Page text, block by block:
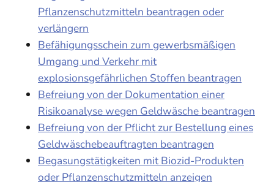
Pflanzenschutzmitteln beantragen oder
verlängern
Befähigungsschein zum gewerbsmäßigen
Umgang und Verkehr mit
explosionsgefährlichen Stoffen beantragen
Befreiung von der Dokumentation einer
Risikoanalyse wegen Geldwäsche beantragen
Befreiung von der Pflicht zur Bestellung eines
Geldwäschebeauftragten beantragen
Begasungstätigkeiten mit Biozid-Produkten
oder Pflanzenschutzmitteln anzeigen